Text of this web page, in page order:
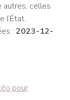
autres, celles
l’État.
: 2023-12-
pour